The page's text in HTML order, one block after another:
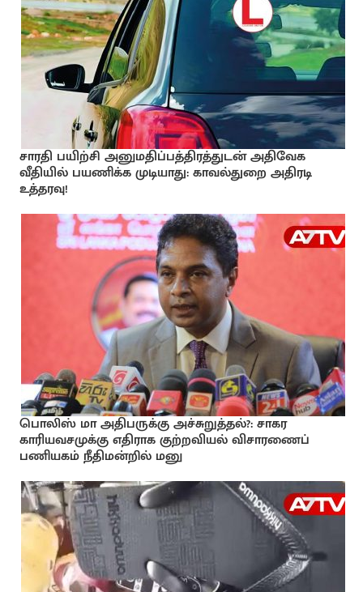
சாரதி பயிற்சி அனுமதிப்பத்திரத்துடன் அதிவேக
வீதியில் பயணிக்க முடியாது: காவல்துறை அதிரடி
உத்தரவு!
பொலிஸ் மா அதிபருக்கு அச்சுறுத்தல்?: சாகர
காரியவசமுக்கு எதிராக குற்றவியல் விசாரணைப்
பணியகம் நீதிமன்றில் மனு